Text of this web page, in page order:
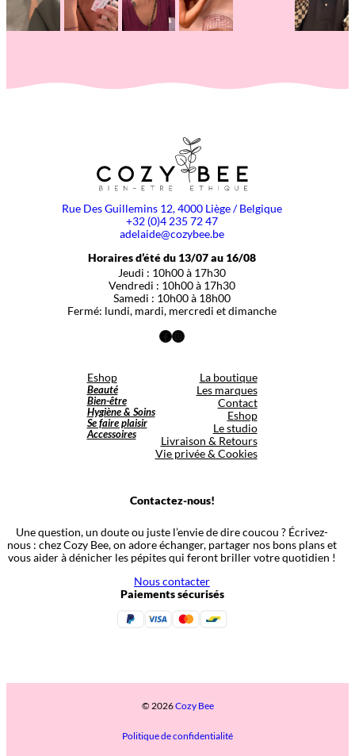
Rue Des Guillemins 12, 4000 Liège / Belgique
+32 (0)4 235 72 47
adelaide@cozybee.be
Horaires d’été du 13/07 au 16/08
Jeudi : 10h00 à 17h30
Vendredi : 10h00 à 17h30
Samedi : 10h00 à 18h00
Fermé: lundi, mardi, mercredi et dimanche
Facebook
Instagram
Eshop
Beauté
Bien-être
Hygiène & Soins
Se faire plaisir
Accessoires
La boutique
Les marques
Contact
Eshop
Le studio
Livraison & Retours
Vie privée & Cookies
Contactez-nous!
Une question, un doute ou juste l’envie de dire coucou ? Écrivez-
nous : chez Cozy Bee, on adore échanger, partager nos bons plans et
vous aider à dénicher les pépites qui feront briller votre quotidien !
Nous contacter
Paiements sécurisés
© 2026Cozy Bee
Politique de confidentialité